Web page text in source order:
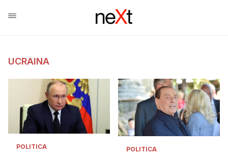
UCRAINA
POLITICA POLITICA